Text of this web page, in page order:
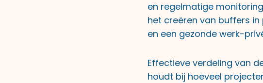
en regelmatige
het creëren van buffers
en een gezonde werk-
Effectieve verdeling van
houdt bij hoeveel